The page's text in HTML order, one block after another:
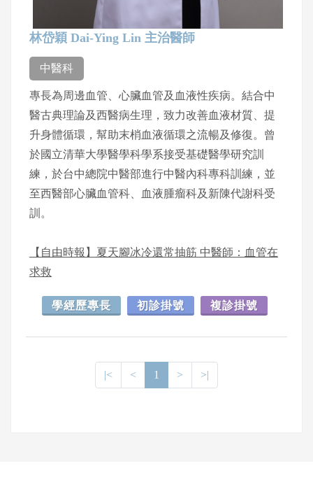
林岱穎 Dai-Ying Lin 主治醫師
中醫科
專長為周邊血管、心臟血管及血液性疾病。結合中
醫古典理論及西醫病生理，致力改善血液材質、提
升身體循環，幫助末梢血液循環之流暢及修復。曾
於國立清華大學醫學科學系接受基礎醫學研究訓
練，於台中總院中醫部進行中醫內科專科訓練，並
至西醫部心臟血管科、血液腫瘤科及新陳代謝科受
訓。
【自由時報】夏天腳冰冷還常抽筋 中醫師：血管在
求救
學經歷專長 初診掛號 複診掛號
|< < 1 > >|